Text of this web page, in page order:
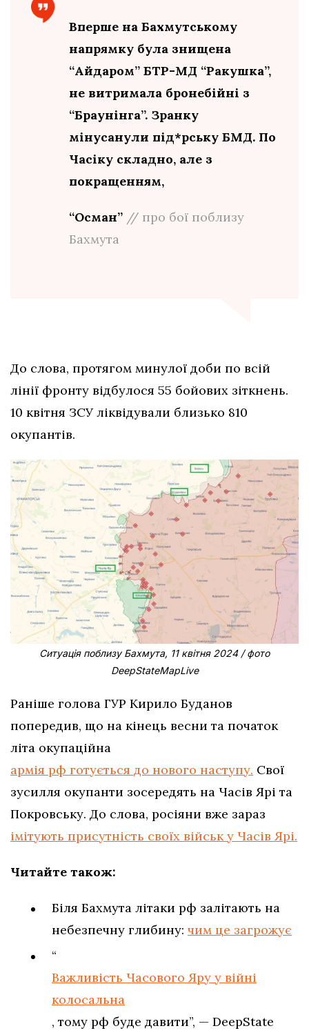
Вперше на Бахмутському
напрямку була знищена
“Айдаром” БТР-МД “Ракушка”,
не витримала бронебійні з
“Браунінга”. Зранку
мінусанули під*рську БМД. По
Часіку складно, але з
покращенням,
“Осман” // про бої поблизу
Бахмута
До слова, протягом минулої доби по всій
лінії фронту відбулося 55 бойових зіткнень.
10 квітня ЗСУ ліквідували близько 810
окупантів.
Ситуація поблизу Бахмута, 11 квітня 2024 / фото
DeepStateMapLive
Раніше голова ГУР Кирило Буданов
попередив, що на кінець весни та початок
літа окупаційна
армія рф готується до нового наступу. Свої
зусилля окупанти зосередять на Часів Ярі та
Покровську. До слова, росіяни вже зараз
імітують присутність своїх військ у Часів Ярі.
Читайте також:
Біля Бахмута літаки рф залітають на
небезпечну глибину: чим це загрожує
“
Важливість Часового Яру у війні
колосальна
, тому рф буде давити”, — DeepState